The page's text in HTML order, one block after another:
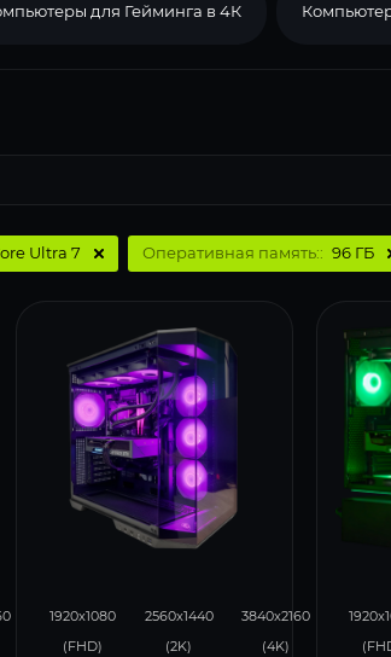
для Гейминга в 4К
Ultra 7 Оперативная память:: 96 ГБ
1920x1080
(FHD)
2560x1440
(2K)
3840x2160
(4K)